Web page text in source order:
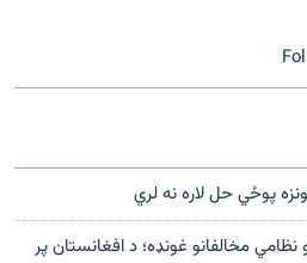
پوځي حل لاره نه لري
مخالفانو غونډه؛ د افغانستان پر